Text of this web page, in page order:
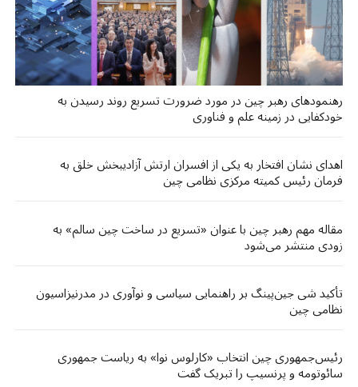
رهنمودهای رهبر چین در مورد ضرورت تسریع روند رسیدن به
خودکفایی در زمینه علم و فناوری
اهدای نشان افتخار به یکی از افسران ارتش آزادیبخش خلق به
فرمان رئیس کمیته مرکزی نظامی چین
مقاله مهم رهبر چین با عنوان «تسریع در ساخت چین سالم» به
زودی منتشر می‌شود
تأکید شی جین‌پینگ بر راهنمایی سیاسی و نوآوری در مدرنیزاسیون
نظامی چین
رئیس‌جمهوری چین انتخاب «کارلوس نوا» به ریاست جمهوری
سائوتومه و پرنسیپ را تبریک گفت